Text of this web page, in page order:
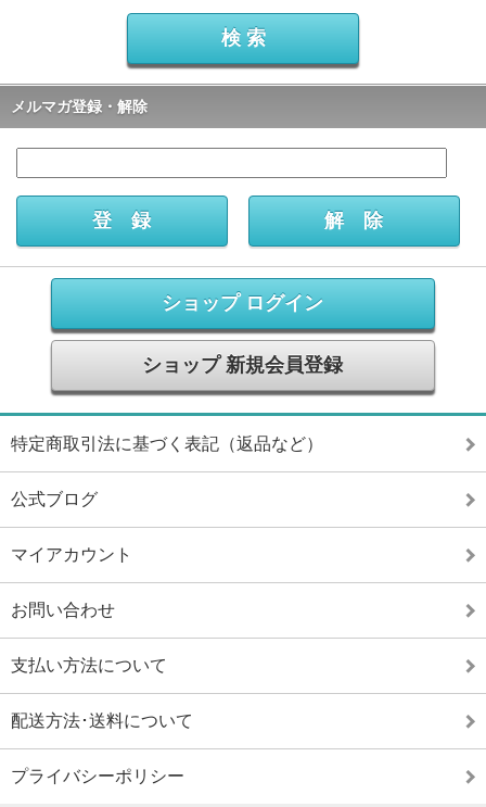
メルマガ登録・解除
ショップ ログイン
ショップ 新規会員登録
特定商取引法に基づく表記（返品など）
公式ブログ
マイアカウント
お問い合わせ
支払い方法について
配送方法･送料について
プライバシーポリシー